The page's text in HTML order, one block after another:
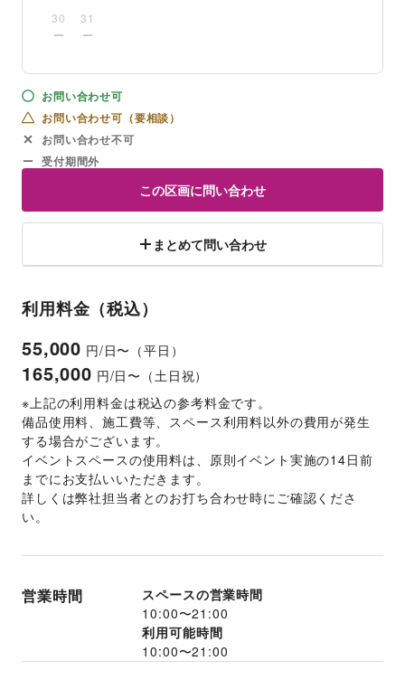
30 31
お問い合わせ可
お問い合わせ可（要相談）
お問い合わせ不可
受付期間外
この区画に問い合わせ
まとめて問い合わせ
利用料金（税込）
55,000 円/日〜（平日）
165,000 円/日〜（土日祝）
※上記の利用料金は税込の参考料金です。
備品使用料、施工費等、スペース利用料以外の費用が発生
する場合がございます。
イベントスペースの使用料は、原則イベント実施の14日前
までにお支払いいただきます。
詳しくは弊社担当者とのお打ち合わせ時にご確認くださ
い。
営業時間
スペースの営業時間
10:00〜21:00
利用可能時間
10:00〜21:00